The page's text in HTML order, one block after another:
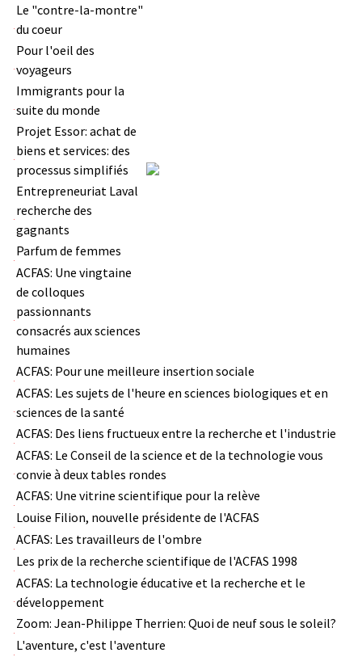
Le "contre-la-montre"
du coeur
Pour l'oeil des
voyageurs
Immigrants pour la
suite du monde
Projet Essor: achat de
biens et services: des
processus simplifiés
Entrepreneuriat Laval
recherche des
gagnants
Parfum de femmes
ACFAS: Une vingtaine
de colloques
passionnants
consacrés aux sciences
humaines
ACFAS: Pour une meilleure insertion sociale
ACFAS: Les sujets de l'heure en sciences biologiques et en
sciences de la santé
ACFAS: Des liens fructueux entre la recherche et l'industrie
ACFAS: Le Conseil de la science et de la technologie vous
convie à deux tables rondes
ACFAS: Une vitrine scientifique pour la relève
Louise Filion, nouvelle présidente de l'ACFAS
ACFAS: Les travailleurs de l'ombre
Les prix de la recherche scientifique de l'ACFAS 1998
ACFAS: La technologie éducative et la recherche et le
développement
Zoom: Jean-Philippe Therrien: Quoi de neuf sous le soleil?
L'aventure, c'est l'aventure